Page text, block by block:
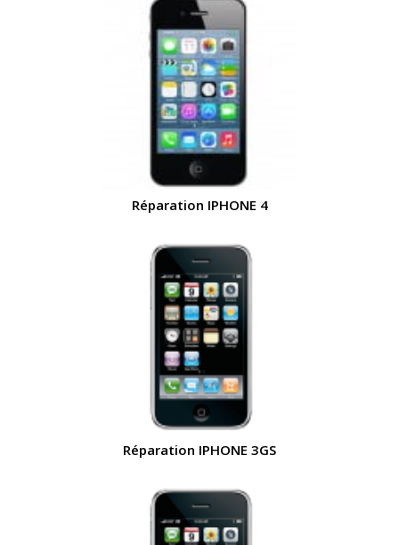
Réparation IPHONE 4
Réparation IPHONE 3GS